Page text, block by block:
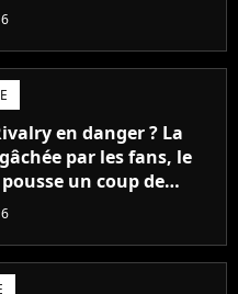
en danger ? La
par les fans, le
un coup de